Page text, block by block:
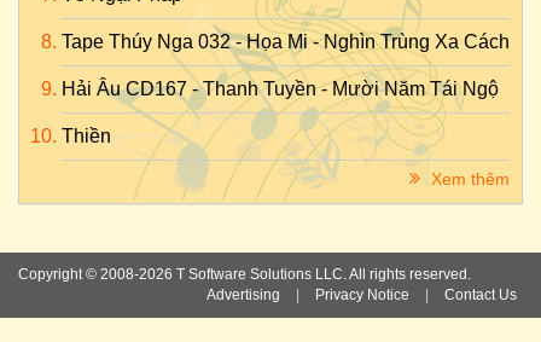
Tape Thúy Nga 032 - Họa Mi - Nghìn Trùng Xa Cách
Hải Âu CD167 - Thanh Tuyền - Mười Năm Tái Ngộ
Thiền
Xem thêm
Copyright © 2008-2026 T Software Solutions LLC. All rights reserved.
Advertising
Privacy Notice Contact Us